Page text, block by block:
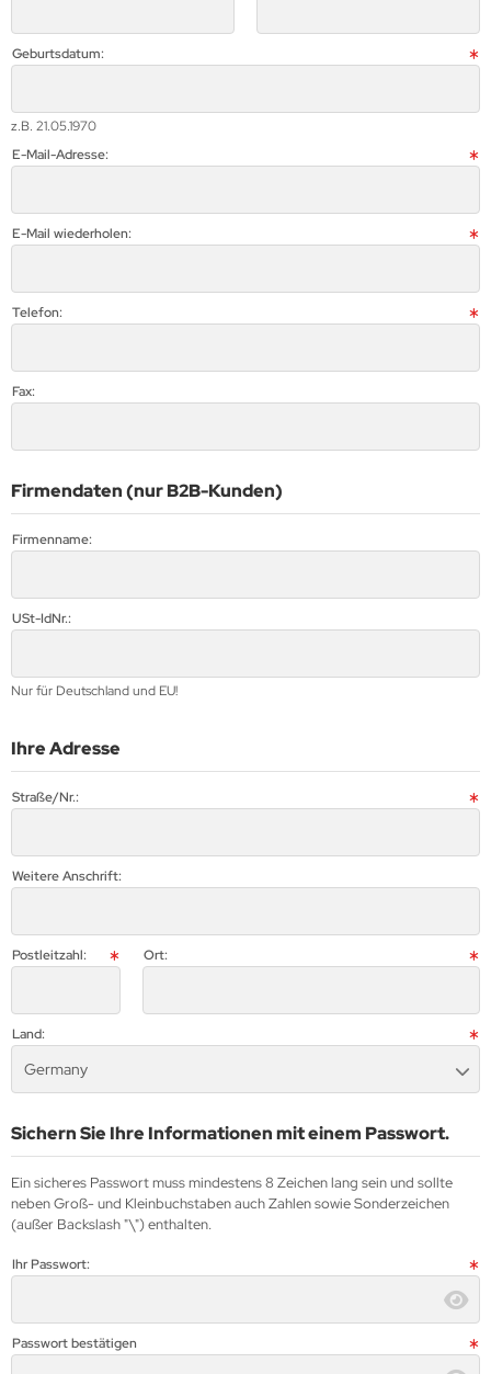
Geburtsdatum:
z.B. 21.05.1970
E-Mail-Adresse:
E-Mail wiederholen:
Telefon:
Fax:
Firmendaten (nur B2B-Kunden)
Firmenname:
USt-IdNr.:
Nur für Deutschland und EU!
Ihre Adresse
Straße/Nr.:
Weitere Anschrift:
Postleitzahl: Ort:
Land:
Germany
Sichern Sie Ihre Informationen mit einem Passwort.
Ein sicheres Passwort muss mindestens 8 Zeichen lang sein und sollte
neben Groß- und Kleinbuchstaben auch Zahlen sowie Sonderzeichen
(außer Backslash "\") enthalten.
Ihr Passwort:
Passwort bestätigen
Silky
Stein
WIZARD